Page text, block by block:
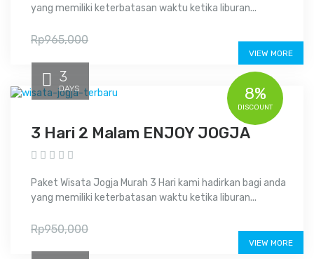
yang memiliki keterbatasan waktu ketika liburan...
Rp965,000
VIEW MORE
3
DAYS
3 Hari 2 Malam ENJOY JOGJA
Paket Wisata Jogja Murah 3 Hari kami hadirkan bagi anda
yang memiliki keterbatasan waktu ketika liburan...
8%
DISCOUNT
Rp950,000
VIEW MORE